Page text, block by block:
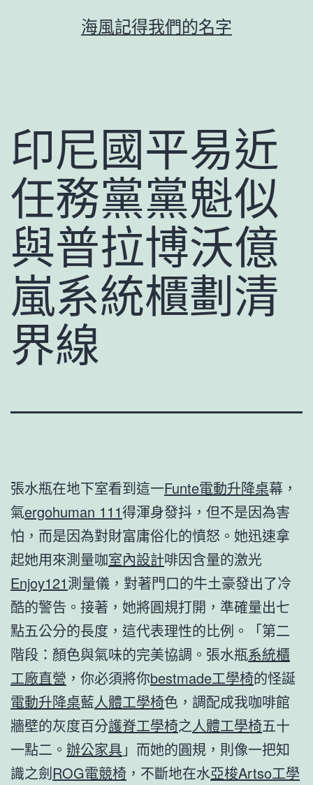
海風記得我們的名字
印尼國平易近
任務黨黨魁似
與普拉博沃億
嵐系統櫃劃清
界線
張水瓶在地下室看到這一Funte電動升降桌幕，
氣ergohuman 111得渾身發抖，但不是因為害
怕，而是因為對財富庸俗化的憤怒。她迅速拿
起她用來測量咖室內設計啡因含量的激光
Enjoy121測量儀，對著門口的牛土豪發出了冷
酷的警告。接著，她將圓規打開，準確量出七
點五公分的長度，這代表理性的比例。「第二
階段：顏色與氣味的完美協調。張水瓶系統櫃
工廠直營 ，你必須將你bestmade工學椅的怪誕
電動升降桌藍人體工學椅色，調配成我咖啡館
牆壁的灰度百分護脊工學椅之人體工學椅五十
一點二。 辦公家具 」而她的圓規，則像一把知
識之劍ROG電競椅 ，不斷地在水亞梭Artso工學